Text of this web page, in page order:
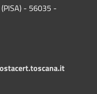
- 56035 -